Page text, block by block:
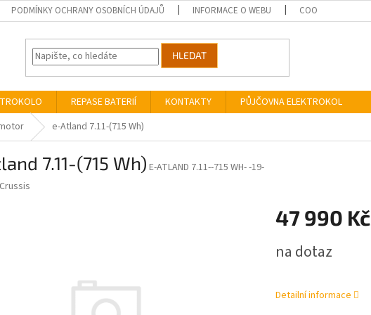
PODMÍNKY OCHRANY OSOBNÍCH ÚDAJŮ INFORMACE O WEBU COOKIES
HLEDAT
REPASE BATERIÍ KONTAKTY
PŮJČOVNA ELEKTROKOL
e-Atland 7.11-(715 Wh)
7.11-(715 Wh) E-ATLAND 7.11--715 WH- -19-
Crussis
47 990 Kč
cena:
na dotaz
Detailní informace